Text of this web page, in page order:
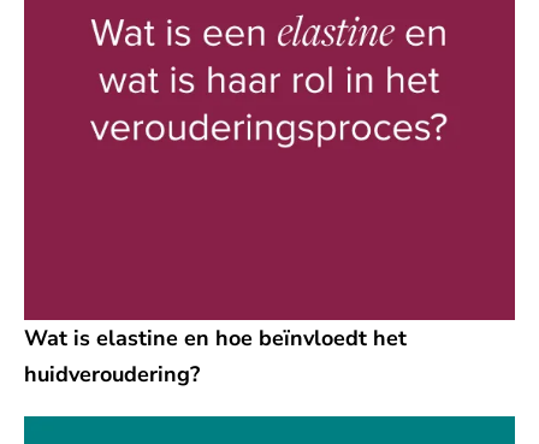
Wat is elastine en hoe beïnvloedt het
huidveroudering?